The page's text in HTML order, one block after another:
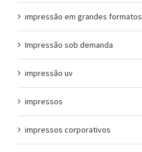
impressão em grandes formatos
Impressão sob demanda
impressão uv
impressos
impressos corporativos